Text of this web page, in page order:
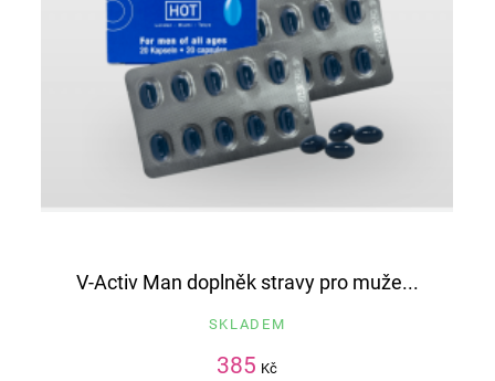
V-Activ Man doplněk stravy pro muže...
SKLADEM
385 Kč